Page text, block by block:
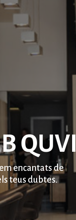
QUVI
encantats de
teus dubtes.